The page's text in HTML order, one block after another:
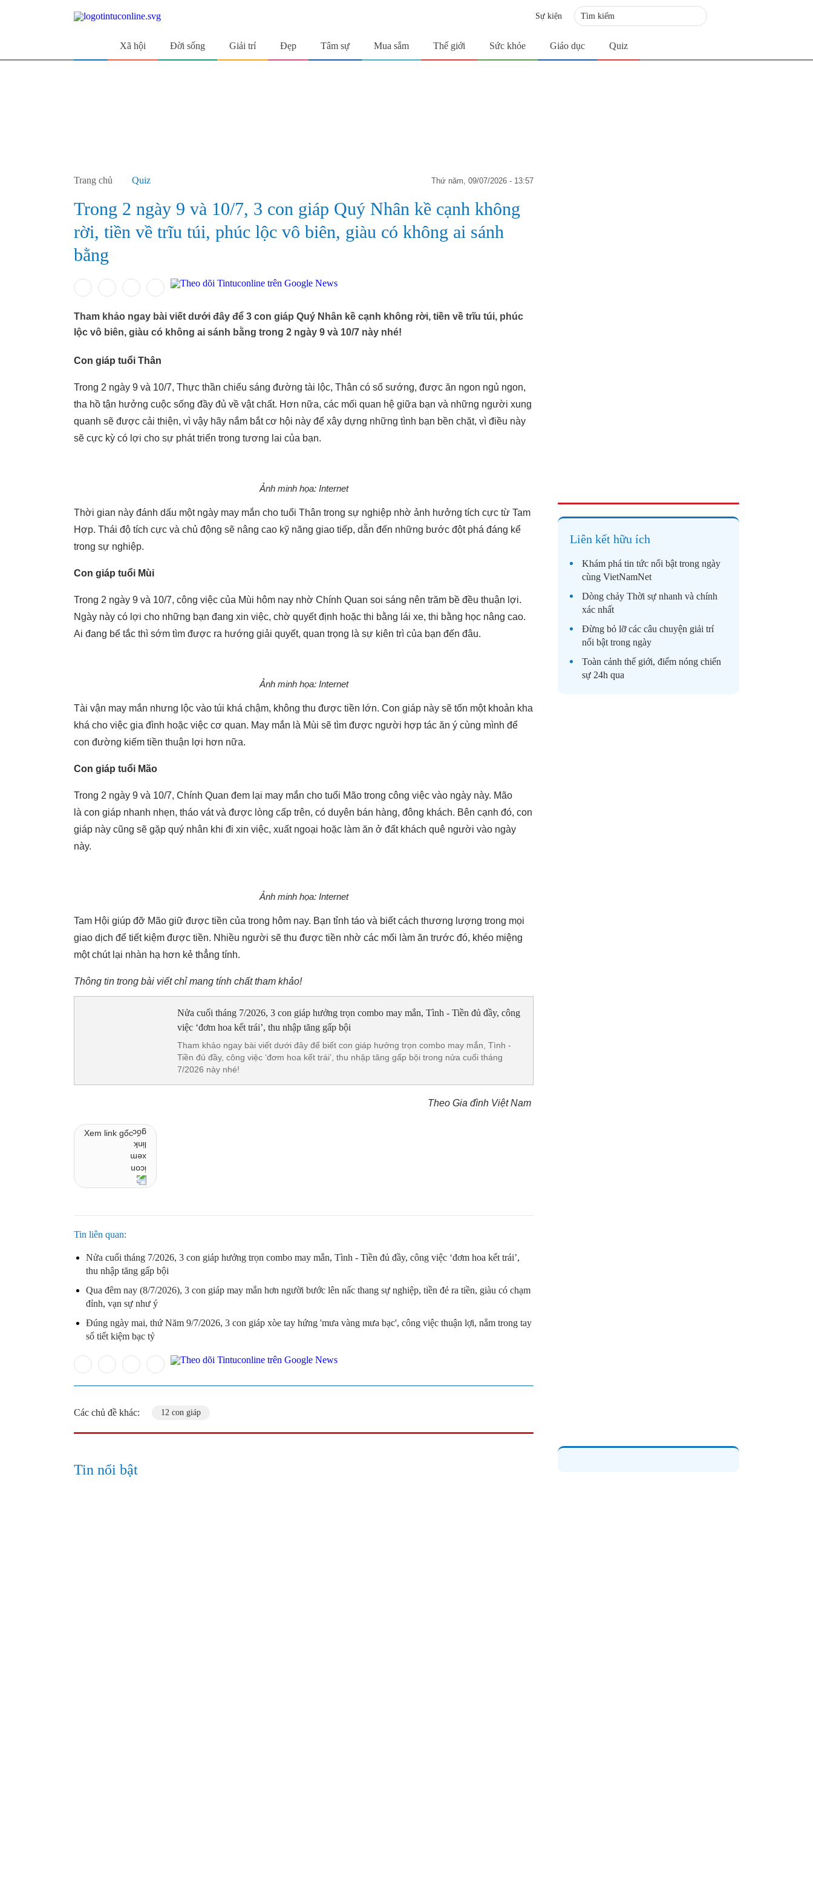
Sự kiện
Xã hội Đời sống Giải trí Đẹp Tâm sự Mua sắm Thế giới Sức khỏe Giáo dục Quiz
Trang chủ Quiz thứ năm, 09/07/2026 - 13:57
Trong 2 ngày 9 và 10/7, 3 con giáp Quý Nhân kề cạnh không
rời, tiền về trĩu túi, phúc lộc vô biên, giàu có không ai sánh
bằng
Tham khảo ngay bài viết dưới đây để 3 con giáp Quý Nhân kề cạnh không rời, tiền về trĩu túi, phúc
lộc vô biên, giàu có không ai sánh bằng trong 2 ngày 9 và 10/7 này nhé!
Con giáp tuổi Thân
Trong 2 ngày 9 và 10/7, Thực thần chiếu sáng đường tài lộc, Thân có số sướng, được ăn ngon ngủ ngon,
tha hồ tận hưởng cuộc sống đầy đủ về vật chất. Hơn nữa, các mối quan hệ giữa bạn và những người xung
quanh sẽ được cải thiện, vì vậy hãy nắm bắt cơ hội này để xây dựng những tình bạn bền chặt, vì điều này
sẽ cực kỳ có lợi cho sự phát triển trong tương lai của bạn.
Ảnh minh họa: Internet
Thời gian này đánh dấu một ngày may mắn cho tuổi Thân trong sự nghiệp nhờ ảnh hưởng tích cực từ Tam
Hợp. Thái độ tích cực và chủ động sẽ nâng cao kỹ năng giao tiếp, dẫn đến những bước đột phá đáng kể
trong sự nghiệp.
Con giáp tuổi Mùi
Trong 2 ngày 9 và 10/7, công việc của Mùi hôm nay nhờ Chính Quan soi sáng nên trăm bề đều thuận lợi.
Ngày này có lợi cho những bạn đang xin việc, chờ quyết định hoặc thi bằng lái xe, thi bằng học nâng cao.
Ai đang bế tắc thì sớm tìm được ra hướng giải quyết, quan trọng là sự kiên trì của bạn đến đâu.
Ảnh minh họa: Internet
Tài vận may mắn nhưng lộc vào túi khá chậm, không thu được tiền lớn. Con giáp này sẽ tốn một khoản kha
khá cho việc gia đình hoặc việc cơ quan. May mắn là Mùi sẽ tìm được người hợp tác ăn ý cùng mình để
con đường kiếm tiền thuận lợi hơn nữa.
Con giáp tuổi Mão
Trong 2 ngày 9 và 10/7, Chính Quan đem lại may mắn cho tuổi Mão trong công việc vào ngày này. Mão
là con giáp nhanh nhẹn, tháo vát và được lòng cấp trên, có duyên bán hàng, đông khách. Bên cạnh đó, con
giáp này cũng sẽ gặp quý nhân khi đi xin việc, xuất ngoại hoặc làm ăn ở đất khách quê người vào ngày
này.
Ảnh minh họa: Internet
Tam Hội giúp đỡ Mão giữ được tiền của trong hôm nay. Bạn tỉnh táo và biết cách thương lượng trong mọi
giao dịch để tiết kiệm được tiền. Nhiều người sẽ thu được tiền nhờ các mối làm ăn trước đó, khéo miệng
một chút lại nhàn hạ hơn kẻ thẳng tính.
Thông tin trong bài viết chỉ mang tính chất tham khảo!
Nửa cuối tháng 7/2026, 3 con giáp hưởng trọn combo may mắn, Tình - Tiền đủ đầy, công
việc ‘đơm hoa kết trái’, thu nhập tăng gấp bội
Tham khảo ngay bài viết dưới đây để biết con giáp hưởng trọn combo may mắn, Tình -
Tiền đủ đầy, công việc ‘đơm hoa kết trái’, thu nhập tăng gấp bội trong nửa cuối tháng
7/2026 này nhé!
Theo Gia đình Việt Nam
Xem link gốc
Tin liên quan
Nửa cuối tháng 7/2026, 3 con giáp hưởng trọn combo may mắn, Tình - Tiền đủ đầy, công việc ‘đơm hoa kết trái’,
thu nhập tăng gấp bội
Qua đêm nay (8/7/2026), 3 con giáp may mắn hơn người bước lên nấc thang sự nghiệp, tiền đẻ ra tiền, giàu có chạm
đỉnh, vạn sự như ý
Đúng ngày mai, thứ Năm 9/7/2026, 3 con giáp xòe tay hứng 'mưa vàng mưa bạc', công việc thuận lợi, nắm trong tay
sổ tiết kiệm bạc tỷ
Các chủ đề khác: 12 con giáp
Liên kết hữu ích
Khám phá tin tức nổi bật trong ngày
cùng VietNamNet
Dòng chảy Thời sự nhanh và chính
xác nhất
Đừng bỏ lỡ các câu chuyện giải trí
nổi bật trong ngày
Toàn cảnh thế giới, điểm nóng chiến
sự 24h qua
Tin nổi bật